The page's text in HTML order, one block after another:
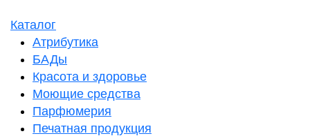
Каталог
Атрибутика
БАДы
Красота и здоровье
Моющие средства
Парфюмерия
Печатная продукция